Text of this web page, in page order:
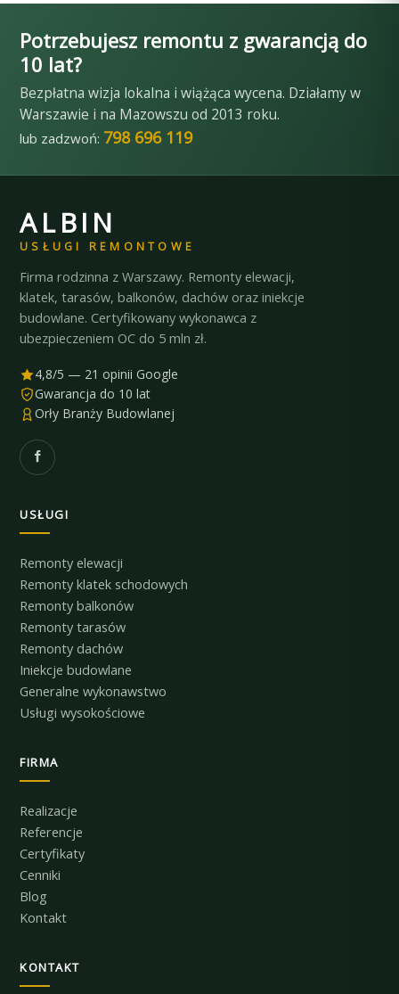
Potrzebujesz remontu z gwarancją do
10 lat?
Bezpłatna wizja lokalna i wiążąca wycena. Działamy w
Warszawie i na Mazowszu od 2013 roku.
lub zadzwoń: 798 696 119
ALBIN
USŁUGI REMONTOWE
Firma rodzinna z Warszawy. Remonty elewacji,
klatek, tarasów, balkonów, dachów oraz iniekcje
budowlane. Certyfikowany wykonawca z
ubezpieczeniem OC do 5 mln zł.
4,8/5 — 21 opinii Google
Gwarancja do 10 lat
Orły Branży Budowlanej
USŁUGI
Remonty elewacji
Remonty klatek schodowych
Remonty balkonów
Remonty tarasów
Remonty dachów
Iniekcje budowlane
Generalne wykonawstwo
Usługi wysokościowe
FIRMA
Realizacje
Referencje
Certyfikaty
Cenniki
Blog
Kontakt
KONTAKT